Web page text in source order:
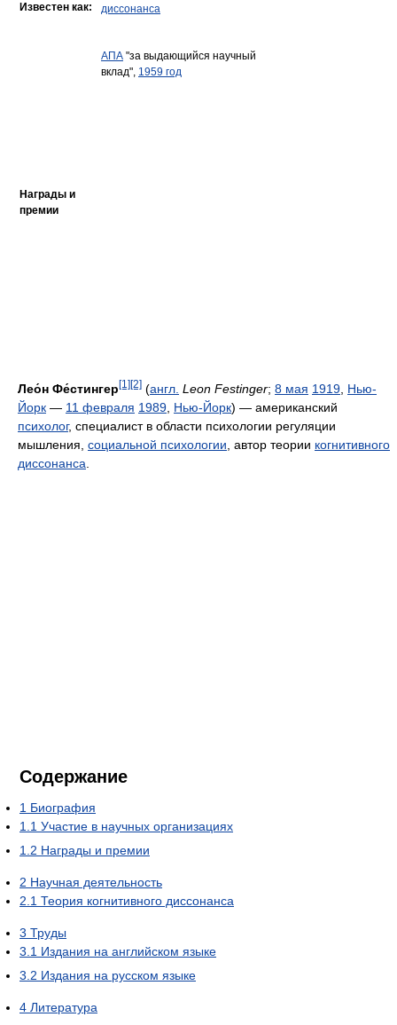
Известен как:
диссонанса
Награды и
премии
АПА "за выдающийся научный
вклад", 1959 год
Лео́н Фе́стингер[1][2] (англ. Leon Festinger; 8 мая 1919 Нью-
Йорк — 11 февраля 1989 Нью-Йорк) — американский
психолог, специалист в области психологии регуляции
мышления, социальной психологии , автор теории когнитивного
диссонанса
Содержание
1 Биография
1.1 Участие в научных организациях
1.2 Награды и премии
2 Научная деятельность
2.1 Теория когнитивного диссонанса
3 Труды
3.1 Издания на английском языке
3.2 Издания на русском языке
4 Литература